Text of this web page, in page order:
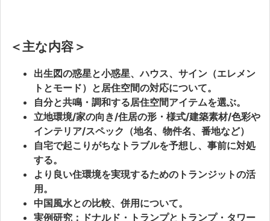
＜主な内容＞
出生図の惑星と小惑星、ハウス、サイン（エレメン
トとモード）と居住空間の対応について。
自分と共鳴・調和する居住空間アイテムを選ぶ。
立地環境/家の向き/住居の形・様式/建築素材/色彩や
インテリア/スペック（地名、物件名、番地など）
自宅で起こりがちなトラブルを予想し、事前に対処
する。
より良い住環境を実現するためのトランジットの活
用。
中国風水との比較、併用について。
実例研究：ドナルド・トランプとトランプ・タワー